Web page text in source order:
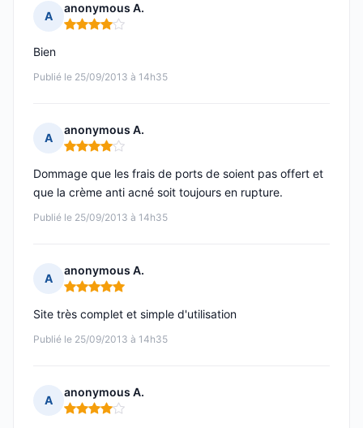
A
anonymous A.
Note : 4 sur 5
Publié le 25/09/2013 à 14h35
Bien
A
anonymous A.
Note : 4 sur 5
Publié le 25/09/2013 à 14h35
Dommage que les frais de ports de soient pas offert et
que la crème anti acné soit toujours en rupture.
A
anonymous A.
Note : 5 sur 5
Publié le 25/09/2013 à 14h35
Site très complet et simple d'utilisation
A
anonymous A.
Note : 4 sur 5